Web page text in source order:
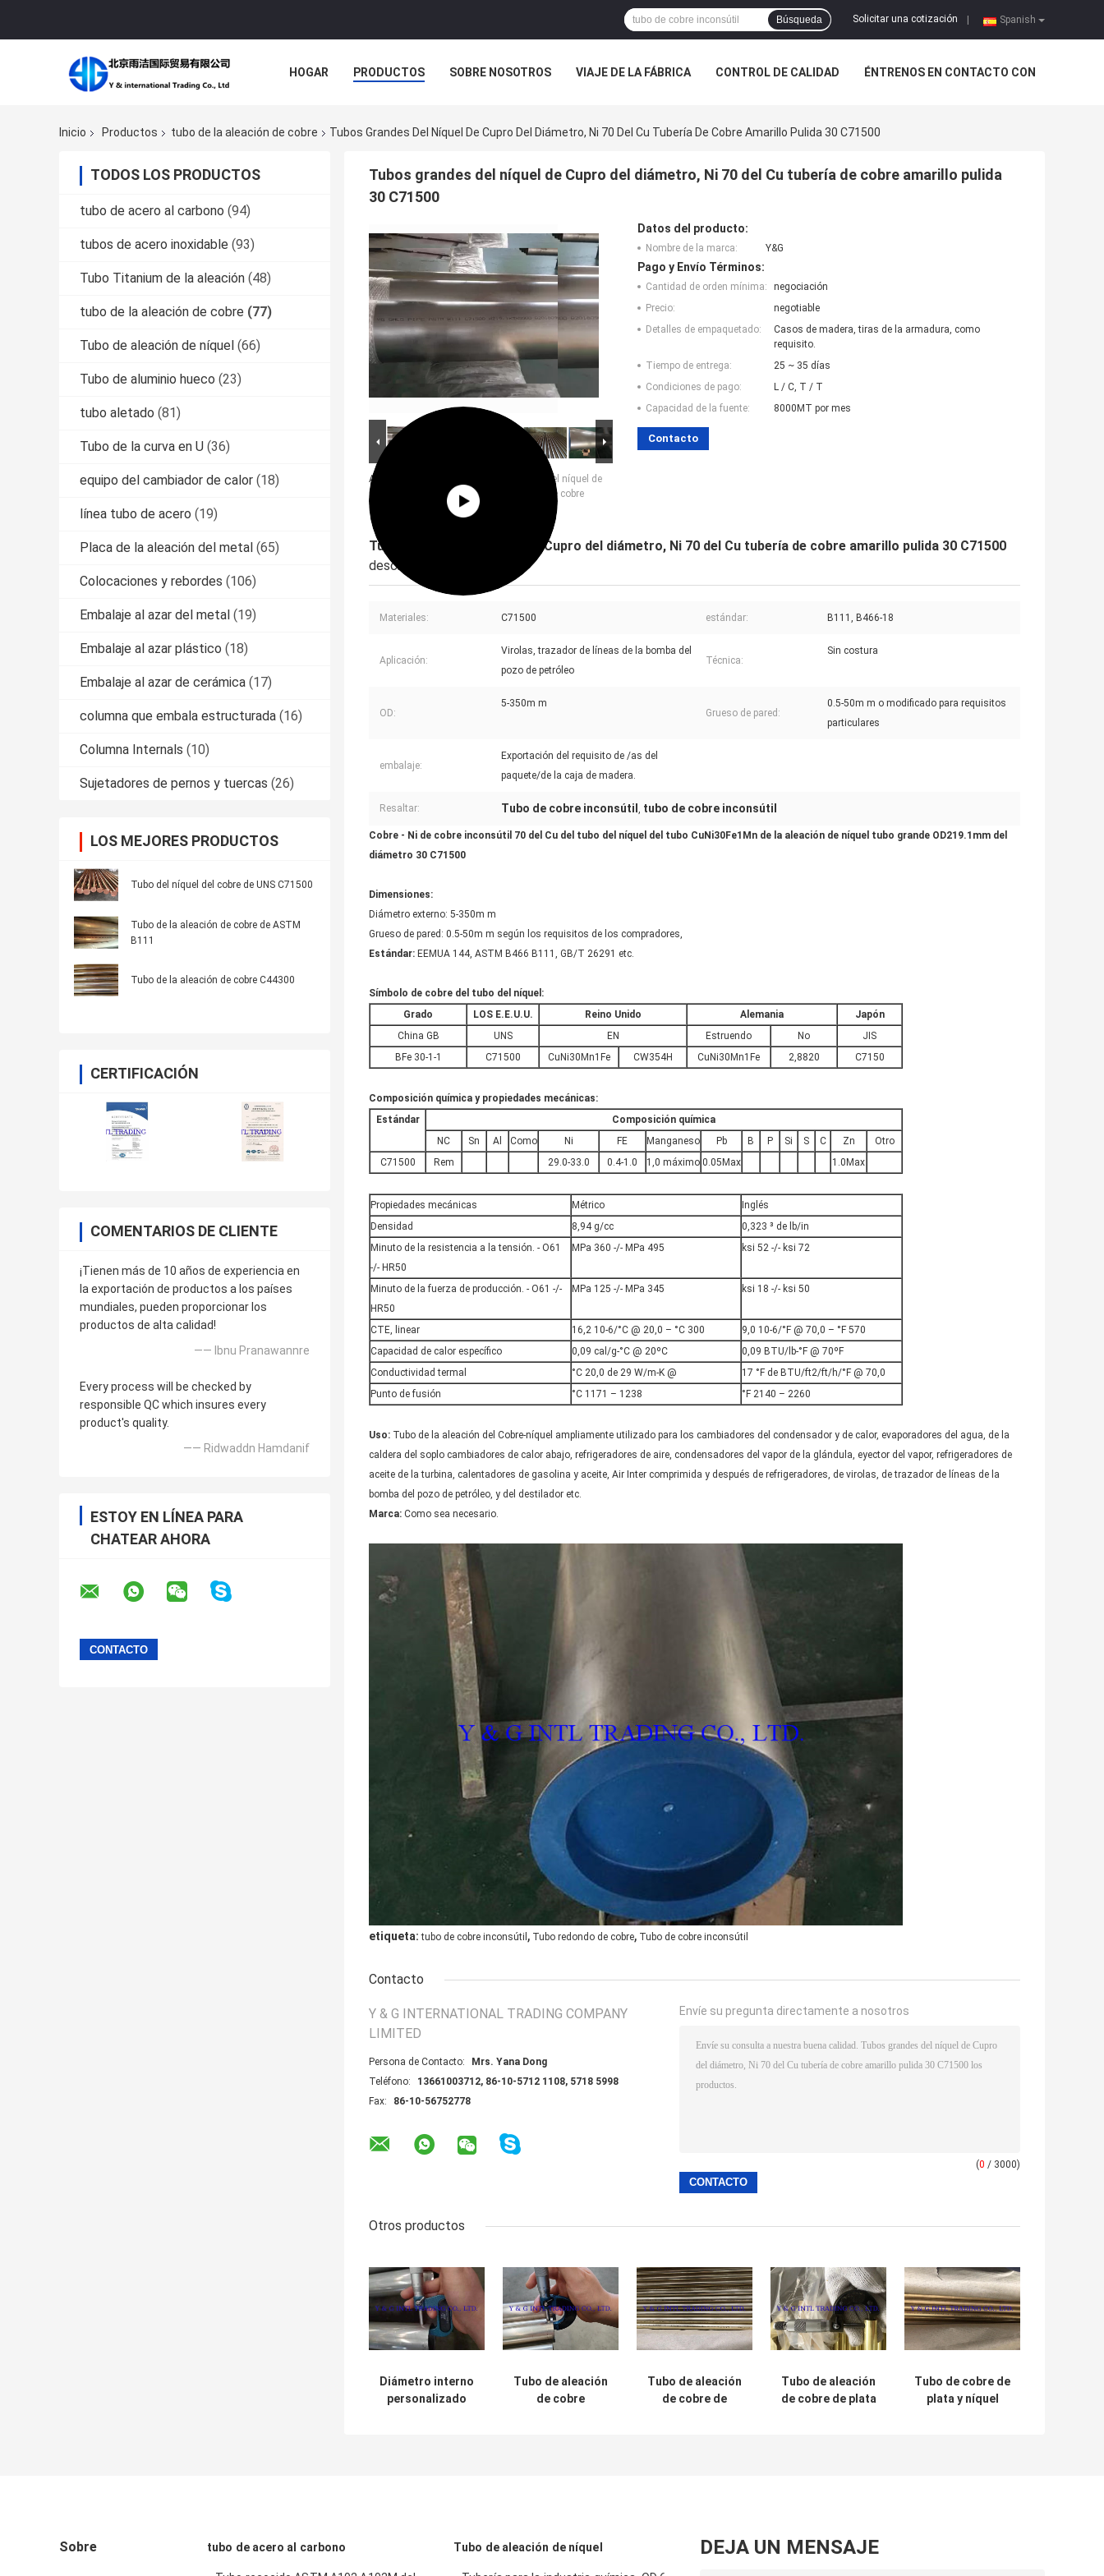
Spanish
Solicitar una cotización
Búsqueda
HOGAR PRODUCTOS SOBRE NOSOTROS VIAJE DE LA FÁBRICA CONTROL DE CALIDAD ÉNTRENOS EN CONTACTO CON
Inicio
Productos tubo de la aleación de cobre Tubos Grandes Del Níquel De Cupro Del Diámetro, Ni 70 Del Cu Tubería De Cobre Amarillo Pulida 30 C71500
TODOS LOS PRODUCTOS
tubo de acero al carbono (94)
tubos de acero inoxidable (93)
Tubo Titanium de la aleación (48)
tubo de la aleación de cobre (77)
Tubo de aleación de níquel (66)
Tubo de aluminio hueco (23)
tubo aletado (81)
Tubo de la curva en U (36)
equipo del cambiador de calor (18)
línea tubo de acero (19)
Placa de la aleación del metal (65)
Colocaciones y rebordes (106)
Embalaje al azar del metal (19)
Embalaje al azar plástico (18)
Embalaje al azar de cerámica (17)
columna que embala estructurada (16)
Columna Internals (10)
Sujetadores de pernos y tuercas (26)
LOS MEJORES PRODUCTOS
Tubo del níquel del cobre de UNS C71500
Tubo de la aleación de cobre de ASTM
B111
Tubo de la aleación de cobre C44300
CERTIFICACIÓN
COMENTARIOS DE CLIENTE
¡Tienen más de 10 años de experiencia en
la exportación de productos a los países
mundiales, pueden proporcionar los
productos de alta calidad!
—— Ibnu Pranawannre
Every process will be checked by
responsible QC which insures every
product's quality.
—— Ridwaddn Hamdanif
ESTOY EN LÍNEA PARA
CHATEAR AHORA
Tubos grandes del níquel de Cupro del diámetro, Ni 70 del Cu tubería de cobre amarillo pulida
30 C71500
Ampliación de imagen :
Tubos grandes del níquel de
Cupro del diámetro, Ni 70 del Cu tubería de cobre
amarillo pulida 30 C71500
Datos del producto:
Nombre de la marca: Y&G
Pago y Envío Términos:
Cantidad de orden mínima:
negociación
Precio:
negotiable
Detalles de empaquetado:
Casos de madera, tiras de la armadura, como
requisito.
Tiempo de entrega:
25 ~ 35 días
Condiciones de pago:
L / C, T / T
Capacidad de la fuente:
8000MT por mes
Contacto
Tubos grandes del níquel de Cupro del diámetro, Ni 70 del Cu tubería de cobre amarillo pulida 30 C71500
descripción
Materiales: C71500 estándar: B111, B466-18
Aplicación:
Virolas, trazador de líneas de la bomba del
pozo de petróleo
Técnica:
Sin costura
OD:
5-350m m
Grueso de pared:
0.5-50m m o modificado para requisitos
particulares
embalaje:
Exportación del requisito de /as del
paquete/de la caja de madera.
Resaltar: Tubo de cobre inconsútil , tubo de cobre inconsútil
Cobre - Ni de cobre inconsútil 70 del Cu del tubo del níquel del tubo CuNi30Fe1Mn de la aleación de níquel tubo grande OD219.1mm del
diámetro 30 C71500
Dimensiones:
Diámetro externo: 5-350m m
Grueso de pared: 0.5-50m m según los requisitos de los compradores,
Estándar: EEMUA 144, ASTM B466 B111, GB/T 26291 etc.
Símbolo de cobre del tubo del níquel:
Grado
LOS E.E.U.U. Reino Unido Alemania
Japón
China GB
UNS EN Estruendo No
JIS
BFe 30-1-1
C71500 CuNi30Mn1Fe CW354H CuNi30Mn1Fe 2,8820 C7150
Composición química y propiedades mecánicas:
Estándar
Composición química
NC
Sn Al Como Ni FE Manganeso Pb B P Si S C Zn
Otro
C71500
Rem 29.0-33.0 0.4-1.0 1,0 máximo 0.05Max 1.0Max
Propiedades mecánicas Métrico
Inglés
Densidad
8,94 g/cc
0,323 ³ de lb/in
Minuto de la resistencia a la tensión. - O61
-/- HR50
MPa 360 -/- MPa 495 ksi 52 -/- ksi 72
Minuto de la fuerza de producción. - O61 -/-
HR50
MPa 125 -/- MPa 345 ksi 18 -/- ksi 50
CTE, linear 16,2 10-6/°C @ 20,0 – °C 300
9,0 10-6/°F @ 70,0 – °F 570
Capacidad de calor específico
0,09 cal/g-°C @ 20ºC
0,09 BTU/lb-°F @ 70ºF
Conductividad termal
°C 20,0 de 29 W/m-K @
17 °F de BTU/ft2/ft/h/°F @ 70,0
Punto de fusión
°C 1171 – 1238 °F 2140 – 2260
Uso: Tubo de la aleación del Cobre-níquel ampliamente utilizado para los cambiadores del condensador y de calor, evaporadores del agua, de la
caldera del soplo cambiadores de calor abajo, refrigeradores de aire, condensadores del vapor de la glándula, eyector del vapor, refrigeradores de
aceite de la turbina, calentadores de gasolina y aceite, Air Inter comprimida y después de refrigeradores, de virolas, de trazador de líneas de la
bomba del pozo de petróleo, y del destilador etc.
Marca: Como sea necesario.
etiqueta: tubo de cobre inconsútil , Tubo redondo de cobre, Tubo de cobre inconsútil
Contacto
Y & G INTERNATIONAL TRADING COMPANY
LIMITED
Persona de Contacto:
Mrs. Yana Dong
Teléfono:
13661003712, 86-10-5712 1108, 5718 5998
Fax:
86-10-56752778
Envíe su pregunta directamente a nosotros
(0 / 3000)
Otros productos
Diámetro interno
personalizado
Tubo de aleación
de cobre
Tubo de aleación
de cobre de
Tubo de aleación
de cobre de plata
Tubo de cobre de
plata y níquel
Sobre tubo de acero al carbono Tubo de aleación de níquel DEJA UN MENSAJE